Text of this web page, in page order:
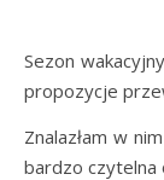
Sezon
propozycje
Znalazłam w
bardzo czytelna